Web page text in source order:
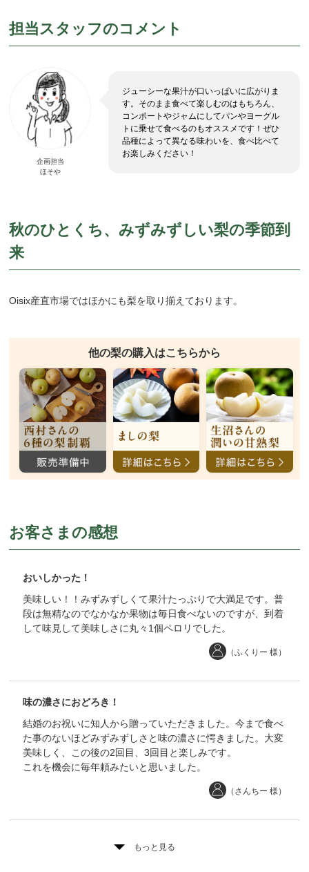
担当スタッフのコメント
企画担当
ほそや
ジューシーな果汁が口いっぱいに広がりま
す。そのまま食べて楽しむのはもちろん、
コンポートやジャムにしてパンやヨーグル
トに乗せて食べるのもオススメです！ぜひ
品種によって異なる味わいを、食べ比べて
お楽しみください！
秋のひとくち、みずみずしい梨の季節到
来
Oisix産直市場ではほかにも梨を取り揃えております。
他の梨の購入はこちらから
お客さまの感想
おいしかった！
美味しい！！みずみずしくて果汁たっぷりで大満足です。普
段は無精なのでなかなか果物は毎日食べないのですが、到着
して味見して美味しさに丸々1個ペロリでした。
（ふくりー 様）
味の濃さにおどろき！
結婚のお祝いに知人から贈っていただきました。今まで食べ
た事のないほどみずみずしさと味の濃さに愕きました。大変
美味しく、この後の2回目、3回目と楽しみです。
これを機会に毎年頼みたいと思いました。
（さんちー 様）
もっと見る